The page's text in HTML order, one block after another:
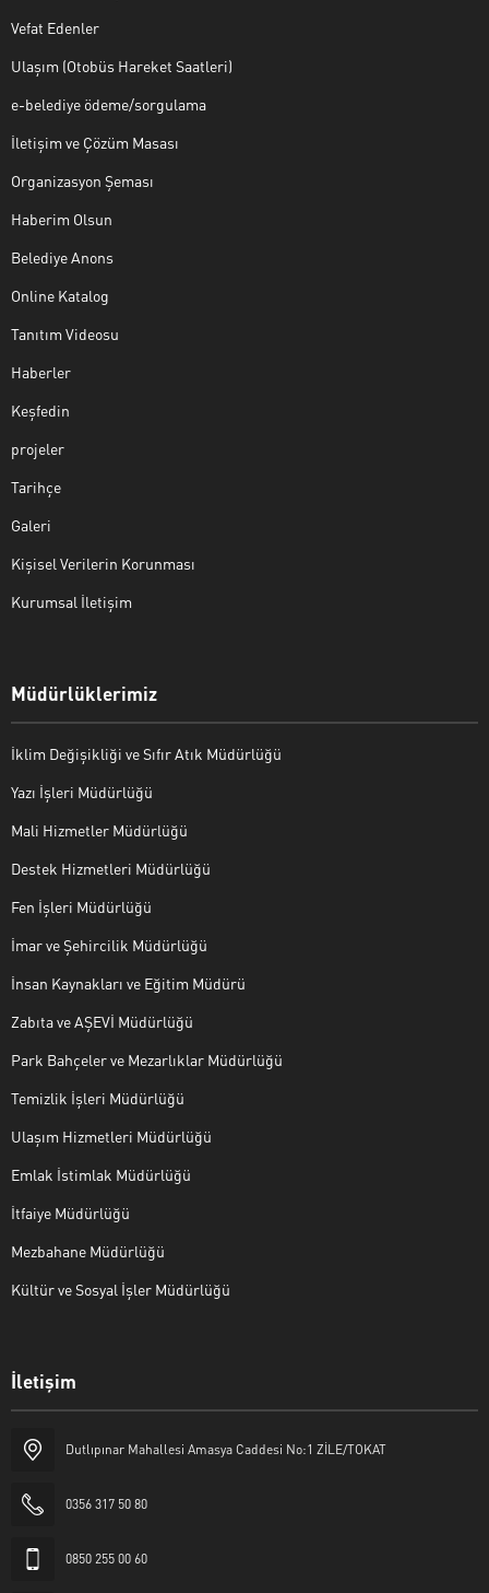
Vefat Edenler
Ulaşım (Otobüs Hareket Saatleri)
e-belediye ödeme/sorgulama
İletişim ve Çözüm Masası
Organizasyon Şeması
Haberim Olsun
Belediye Anons
Online Katalog
Tanıtım Videosu
Haberler
Keşfedin
projeler
Tarihçe
Galeri
Kişisel Verilerin Korunması
Kurumsal İletişim
Müdürlüklerimiz
İklim Değişikliği ve Sıfır Atık Müdürlüğü
Yazı İşleri Müdürlüğü
Mali Hizmetler Müdürlüğü
Destek Hizmetleri Müdürlüğü
Fen İşleri Müdürlüğü
İmar ve Şehircilik Müdürlüğü
İnsan Kaynakları ve Eğitim Müdürü
Zabıta ve AŞEVİ Müdürlüğü
Park Bahçeler ve Mezarlıklar Müdürlüğü
Temizlik İşleri Müdürlüğü
Ulaşım Hizmetleri Müdürlüğü
Emlak İstimlak Müdürlüğü
İtfaiye Müdürlüğü
Mezbahane Müdürlüğü
Kültür ve Sosyal İşler Müdürlüğü
İletişim
Dutlıpınar Mahallesi Amasya Caddesi No:1 ZİLE/TOKAT
0356 317 50 80
0850 255 00 60